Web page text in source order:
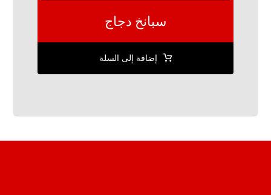
سبانخ دجاج
إضافة إلى السلة